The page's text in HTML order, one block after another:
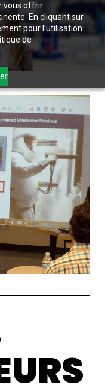
vous offrir
En cliquant sur
pour l’utilisation
de